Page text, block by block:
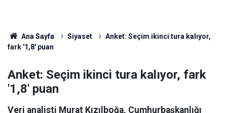
Ana Sayfa Siyaset
Anket: Seçim ikinci tura kalıyor,
fark '1,8' puan
Anket: Seçim ikinci tura kalıyor, fark
'1,8' puan
Veri analisti Murat Kızılboğa, Cumhurbaşkanlığı